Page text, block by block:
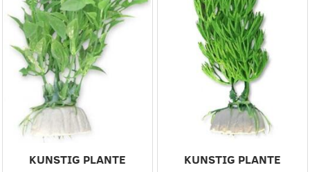
KUNSTIG PLANTE KUNSTIG PLANTE